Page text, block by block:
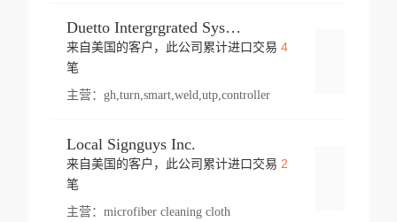
Duetto Intergrgrated Systems Inc.
来自美国的客户，此公司累计进口交易 4
笔
主营： gh,turn,smart,weld,utp,controller
Local Signguys Inc.
来自美国的客户，此公司累计进口交易 2
笔
主营： microfiber cleaning cloth